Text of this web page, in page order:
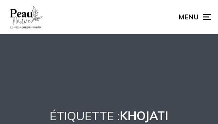
MENU
ÉTIQUETTE :KHOJATI